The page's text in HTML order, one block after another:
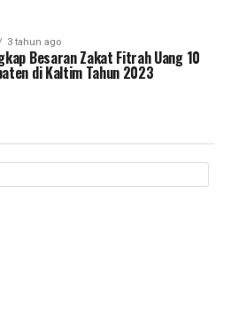
3 tahun ago
Besaran Zakat Fitrah Uang 10
di Kaltim Tahun 2023